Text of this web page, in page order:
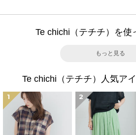
Te chichi（テチチ）を使
もっと見る
Te chichi（テチチ）人気ア
1 2